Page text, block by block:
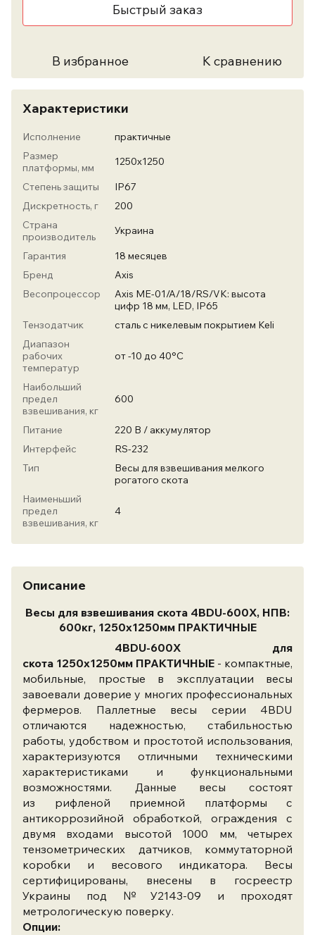
Быстрый заказ
В избранное К сравнению
Характеристики
Исполнение
практичные
Размер
платформы, мм
1250х1250
Степень защиты
IP67
Дискретность, г
200
Страна
производитель
Украина
Гарантия
18 месяцев
Бренд
Axis
Весопроцессор
Axis ME-01/A/18/RS/VK: высота
цифр 18 мм, LED, IP65
Тензодатчик
сталь с никелевым покрытием Keli
Диапазон
рабочих
температур
от -10 до 40°С
Наибольший
предел
взвешивания, кг
600
Питание
220 В / аккумулятор
Интерфейс
RS-232
Тип
Весы для взвешивания мелкого
рогатого скота
Наименьший
предел
взвешивания, кг
4
Описание
Весы для взвешивания скота 4BDU-600X, НПВ:
600кг, 1250х1250мм ПРАКТИЧНЫЕ
4BDU-600X для
скота 1250х1250мм ПРАКТИЧНЫЕ - компактные,
мобильные, простые в эксплуатации весы
завоевали доверие у многих профессиональных
фермеров. Паллетные весы серии 4BDU
отличаются надежностью, стабильностью
работы, удобством и простотой использования,
характеризуются отличными техническими
характеристиками и функциональными
возможностями. Данные весы состоят
из рифленой приемной платформы с
антикоррозийной обработкой, ограждения с
двумя входами высотой 1000 мм, четырех
тензометрических датчиков, коммутаторной
коробки и весового индикатора. Весы
сертифицированы, внесены в госреестр
Украины под №У2143-09 и проходят
метрологическую поверку.
Опции: